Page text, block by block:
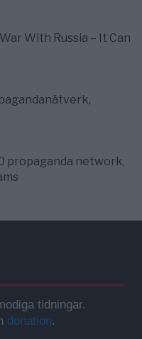
With Russia – It Can
propaganda network,
tidningar.
donation.